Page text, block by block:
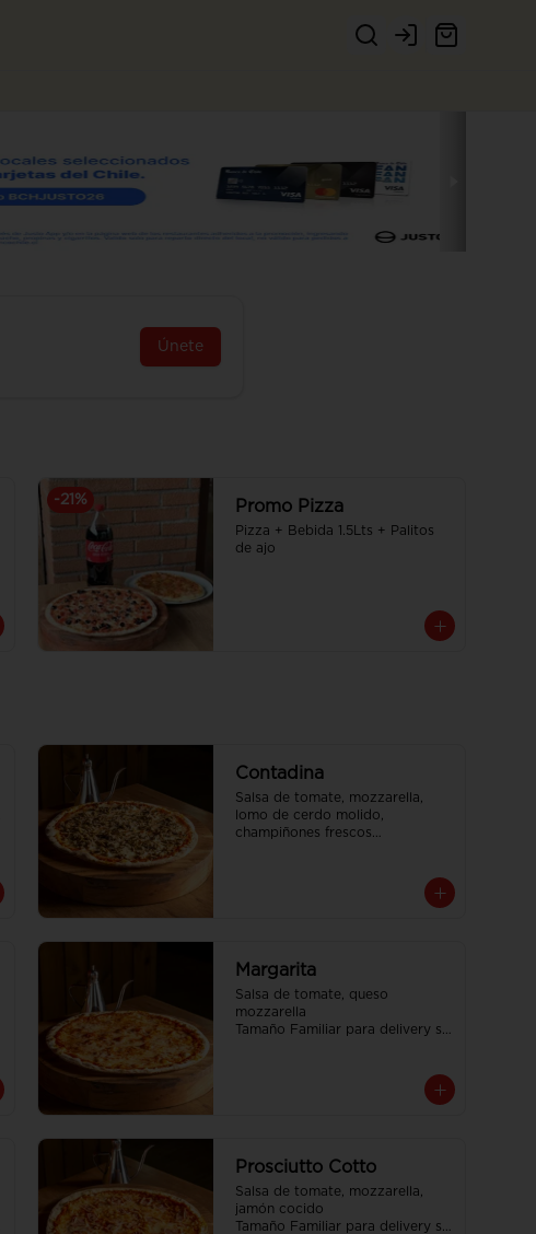
Login
Únete
-21 % Promo Pizza
Pizza + Bebida 1.5Lts + Palitos
de ajo
Contadina
Salsa de tomate, mozzarella,
lomo de cerdo molido,
champiñones frescos
Margarita
Salsa de tomate, queso
mozzarella
Tamaño Familiar para delivery se
Prosciutto Cotto
Salsa de tomate, mozzarella,
jamón cocido
Tamaño Familiar para delivery se